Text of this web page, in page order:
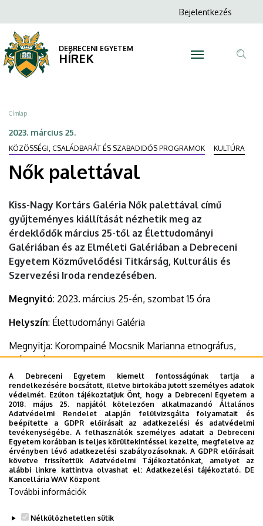
palettával
|
DEBRECENI
EGYETEM
a
tartalomra
Anonim
menüje
Bejelentkezés
DEBRECENI EGYETEM
HÍREK
Morzsa
Címlap
2023. március 25.
KÖZÖSSÉGI, CSALÁDBARÁT ÉS SZABADIDŐS PROGRAMOK KULTÚRA
Nők palettával
Kiss-Nagy Kortárs Galéria Nők palettával című
gyűjteményes kiállítását nézhetik meg az
érdeklődők március 25-től az Élettudományi
Galériában és az Elméleti Galériában a Debreceni
Egyetem Közművelődési Titkárság, Kulturális és
Szervezési Iroda rendezésében.
Megnyitó: 2023. március 25-én, szombat 15 óra
Helyszín: Élettudományi Galéria
Megnyitja: Korompainé Mocsnik Marianna etnográfus,
múzeológus
Közreműködik: a Trio Harmony vonós trió
A kiállítások megtekinthetők: 2023. március 25-től április
14-ig.
Dokumentumok
Nők palettával című kiállítás (458.42 KB)
Last update: 2023. 03. 22. 08:32
A Debreceni Egyetem kiemelt fontosságúnak tartja a
rendelkezésére bocsátott, illetve birtokába jutott személyes adatok
védelmét. Ezúton tájékoztatjuk Önt, hogy a Debreceni Egyetem a
2018. május 25. napjától kötelezően alkalmazandó Általános
Adatvédelmi Rendelet alapján felülvizsgálta folyamatait és
beépítette a GDPR előírásait az adatkezelési és adatvédelmi
tevékenységébe. A felhasználók személyes adatait a Debreceni
Egyetem korábban is teljes körültekintéssel kezelte, megfelelve az
érvényben lévő adatkezelési szabályozásoknak. A GDPR előírásait
követve frissítettük Adatvédelmi Tájékoztatónkat, amelyet az
alábbi linkre kattintva olvashat el:Adatkezelési tájékoztató. DE
Kancellária WAV Központ
További információk
Nélkülözhetetlen sütik